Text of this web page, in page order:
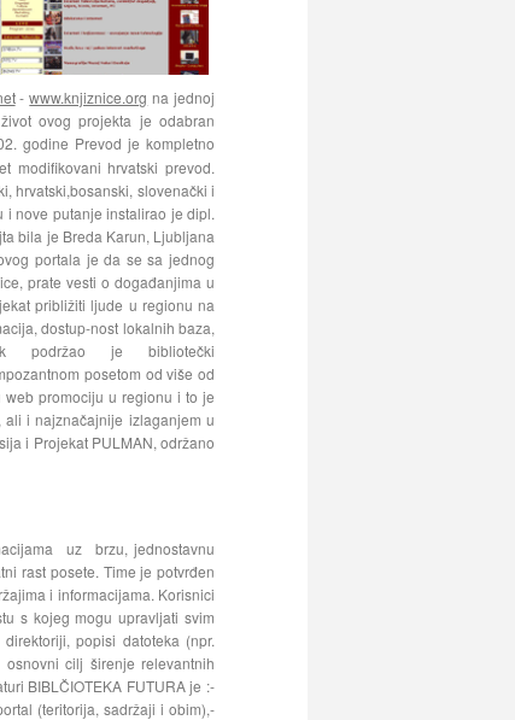
-www.knjiznice.org na jednoj
ovog projekta je odabran
godine Prevod je kompletno
modifikovani hrvatski prevod.
hrvatski,bosanski, slovenački i
i nove putanje instalirao je dipl.
bila je Breda Karun, Ljubljana
portala je da se sa jednog
prate vesti o događanjima u
približiti ljude u regionu na
dostup-nost lokalnih baza,
podržao je bibliotečki
posetom od više od
promociju u regionu i to je
i najznačajnije izlaganjem u
i Projekat PULMAN, održano
uz brzu, jednostavnu
rast posete. Time je potvrđen
i informacijama. Korisnici
s kojeg mogu upravljati svim
popisi datoteka (npr.
cilj širenje relevantnih
BIBLČIOTEKA FUTURA je :-
(teritorija, sadržaji i obim),-